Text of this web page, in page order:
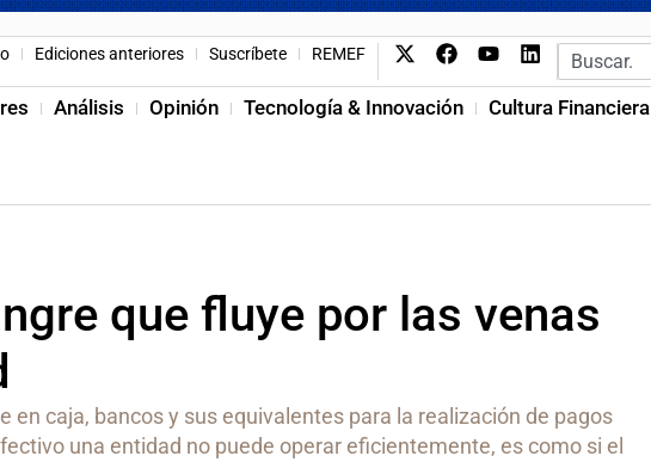
Ediciones anteriores Suscríbete REMEF
Análisis Opinión Tecnología & Innovación Cultura Financiera
que fluye por las venas
en caja, bancos y sus equivalentes para la realización de pagos
una entidad no puede operar eficientemente, es como si el